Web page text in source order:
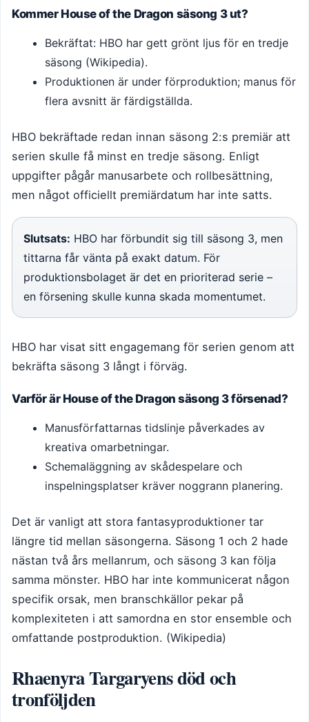
Kommer House of the Dragon säsong 3 ut?
Bekräftat: HBO har gett grönt ljus för en tredje
säsong (Wikipedia).
Produktionen är under förproduktion; manus för
flera avsnitt är färdigställda.
HBO bekräftade redan innan säsong 2:s premiär att
serien skulle få minst en tredje säsong. Enligt
uppgifter pågår manusarbete och rollbesättning,
men något officiellt premiärdatum har inte satts.
Slutsats: HBO har förbundit sig till säsong 3, men
tittarna får vänta på exakt datum. För
produktionsbolaget är det en prioriterad serie –
en försening skulle kunna skada momentumet.
HBO har visat sitt engagemang för serien genom att
bekräfta säsong 3 långt i förväg.
Varför är House of the Dragon säsong 3 försenad?
Manusförfattarnas tidslinje påverkades av
kreativa omarbetningar.
Schemaläggning av skådespelare och
inspelningsplatser kräver noggrann planering.
Det är vanligt att stora fantasyproduktioner tar
längre tid mellan säsongerna. Säsong 1 och 2 hade
nästan två års mellanrum, och säsong 3 kan följa
samma mönster. HBO har inte kommunicerat någon
specifik orsak, men branschkällor pekar på
komplexiteten i att samordna en stor ensemble och
omfattande postproduktion. (Wikipedia)
Rhaenyra Targaryens död och
tronföljden